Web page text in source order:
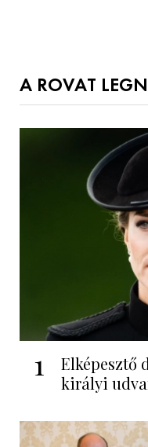
A ROVAT
1
Elképesztő
királyi